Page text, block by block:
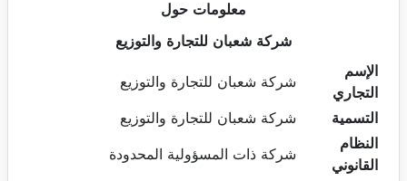
معلومات حول
شركة شعبان للتجارة والتوزيع
الإسم
التجاري
شركة شعبان للتجارة والتوزيع
التسمية
شركة شعبان للتجارة والتوزيع
النظام
القانوني
شركة ذات المسؤولية المحدودة